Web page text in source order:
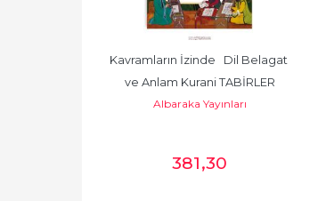
Kavramların İzinde   Dil Belagat
ve Anlam Kurani TABİRLER
Albaraka Yayınları
381,30